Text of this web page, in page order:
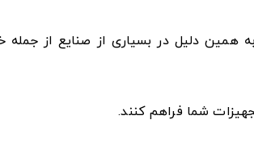
همین دلیل در بسیاری از صنایع از جمله
شما فراهم کنند.